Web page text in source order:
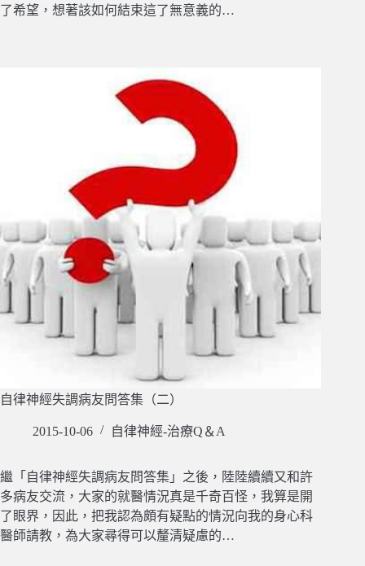
了希望，想著該如何結束這了無意義的…
自律神經失調病友問答集（二）
2015-10-06 自律神經-治療Q＆A
繼「自律神經失調病友問答集」之後，陸陸續續又和許
多病友交流，大家的就醫情況真是千奇百怪，我算是開
了眼界，因此，把我認為頗有疑點的情況向我的身心科
醫師請教，為大家尋得可以釐清疑慮的…